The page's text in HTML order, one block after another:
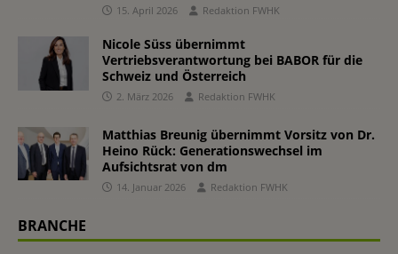
15. April 2026 Redaktion FWHK
Nicole Süss übernimmt
Vertriebsverantwortung bei BABOR für die
Schweiz und Österreich
2. März 2026 Redaktion FWHK
Matthias Breunig übernimmt Vorsitz von Dr.
Heino Rück: Generationswechsel im
Aufsichtsrat von dm
14. Januar 2026 Redaktion FWHK
BRANCHE